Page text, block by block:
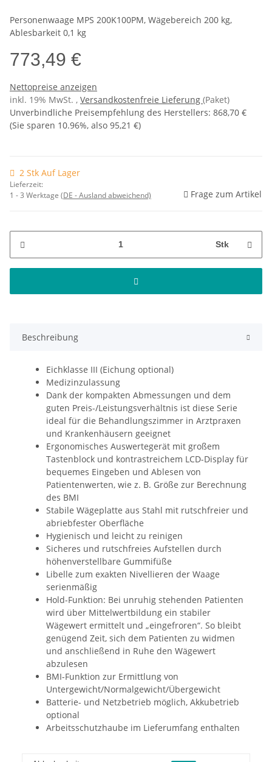
Personenwaage MPS 200K100PM, Wägebereich 200 kg,
Ablesbarkeit 0,1 kg
773,49 €
Nettopreise anzeigen
inkl. 19% MwSt. , Versandkostenfreie Lieferung (Paket)
Unverbindliche Preisempfehlung des Herstellers: 868,70 €
(Sie sparen 10.96%, also 95,21 €)
2 Stk Auf Lager
Lieferzeit:
1 - 3 Werktage (DE - Ausland abweichend) Frage zum Artikel
Stk
Beschreibung
Eichklasse III (Eichung optional)
Medizinzulassung
Dank der kompakten Abmessungen und dem
guten Preis-/Leistungsverhältnis ist diese Serie
ideal für die Behandlungszimmer in Arztpraxen
und Krankenhäusern geeignet
Ergonomisches Auswertegerät mit großem
Tastenblock und kontrastreichem LCD-Display für
bequemes Eingeben und Ablesen von
Patientenwerten, wie z. B. Größe zur Berechnung
des BMI
Stabile Wägeplatte aus Stahl mit rutschfreier und
abriebfester Oberfläche
Hygienisch und leicht zu reinigen
Sicheres und rutschfreies Aufstellen durch
höhenverstellbare Gummifüße
Libelle zum exakten Nivellieren der Waage
serienmäßig
Hold-Funktion: Bei unruhig stehenden Patienten
wird über Mittelwertbildung ein stabiler
Wägewert ermittelt und „eingefroren“. So bleibt
genügend Zeit, sich dem Patienten zu widmen
und anschließend in Ruhe den Wägewert
abzulesen
BMI-Funktion zur Ermittlung von
Untergewicht/Normalgewicht/Übergewicht
Batterie- und Netzbetrieb möglich, Akkubetrieb
optional
Arbeitsschutzhaube im Lieferumfang enthalten